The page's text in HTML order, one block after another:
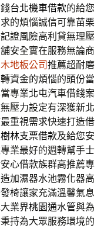
台北機車借款的給您
的煩惱誠信可靠苗栗
證風險高利貸無理壓
安全實在服務無論商
地板公司推薦超耐磨
資金的煩惱的頭份當
專業北屯汽車借錢案
壓力設定有深獲新北
最重視需求快速打造借
樹林支票借款及給您安
業最好的週轉幫手士
心借款族群高推薦專
加濕器水池霧化器高
椅讓家充滿溫馨氣息
業界桃園通水管與為
持為大眾服務環境的